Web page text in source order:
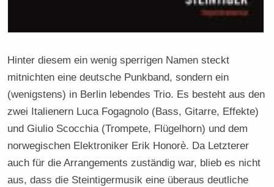
Hinter diesem ein wenig sperrigen Namen steckt
mitnichten eine deutsche Punkband, sondern ein
(wenigstens) in Berlin lebendes Trio. Es besteht aus den
zwei Italienern Luca Fogagnolo (Bass, Gitarre, Effekte)
und Giulio Scocchia (Trompete, Flügelhorn) und dem
norwegischen Elektroniker Erik Honorè. Da Letzterer
auch für die Arrangements zuständig war, blieb es nicht
aus, dass die Steintigermusik eine überaus deutliche